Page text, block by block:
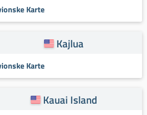
Karte
Kajlua
Karte
Kauai Island